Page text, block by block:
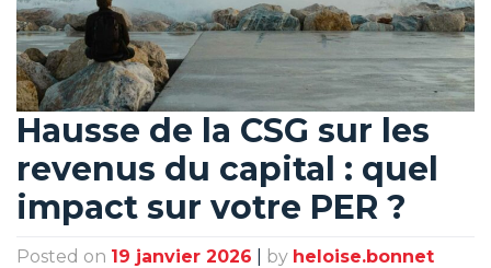
Hausse de la CSG sur les
revenus du capital : quel
impact sur votre PER ?
Posted on 19 janvier 2026 by heloise.bonnet